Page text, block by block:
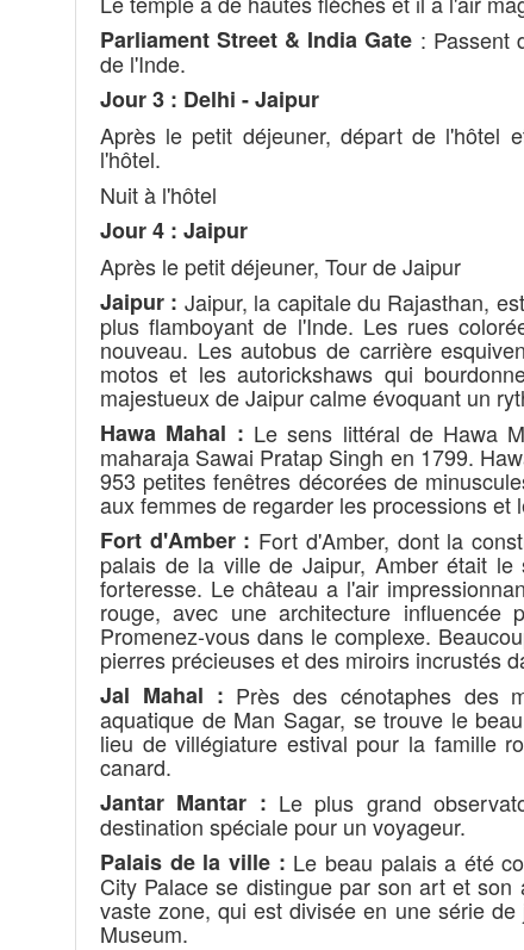
Parliament Street & India Gate : Passent
de l'Inde.
Jour 3 : Delhi - Jaipur
Après le petit déjeuner, départ de l'hôtel
l'hôtel.
Nuit à l'hôtel
Jour 4 : Jaipur
Après le petit déjeuner, Tour de Jaipur
Jaipur : Jaipur, la capitale du Rajasthan,
plus flamboyant de l'Inde. Les rues
nouveau. Les autobus de carrière
motos et les autorickshaws qui
majestueux de Jaipur calme évoquant un
Hawa Mahal : Le sens littéral de Hawa
maharaja Sawai Pratap Singh en 1799.
953 petites fenêtres décorées de
aux femmes de regarder les processions
Fort d'Amber : Fort d'Amber, dont la
palais de la ville de Jaipur, Amber était
forteresse. Le château a l'air
rouge, avec une architecture influencée
Promenez-vous dans le complexe.
pierres précieuses et des miroirs incrustés
Jal Mahal : Près des cénotaphes des
aquatique de Man Sagar, se trouve le
lieu de villégiature estival pour la famille
canard.
Jantar Mantar : Le plus grand
destination spéciale pour un voyageur.
Palais de la ville : Le beau palais a été
City Palace se distingue par son art et
vaste zone, qui est divisée en une série
Museum.